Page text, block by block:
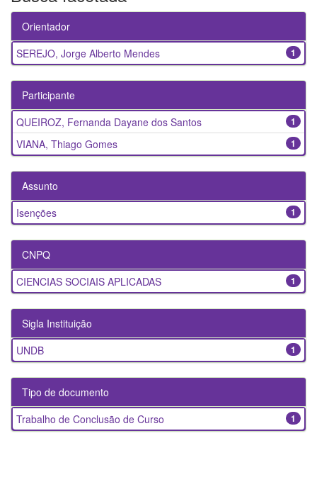
Orientador
1
SEREJO, Jorge Alberto Mendes
Participante
1
QUEIROZ, Fernanda Dayane dos Santos
1
VIANA, Thiago Gomes
Assunto
1
Isenções
CNPQ
1
CIENCIAS SOCIAIS APLICADAS
Sigla Instituição
1
UNDB
Tipo de documento
1
Trabalho de Conclusão de Curso